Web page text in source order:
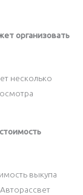
организовать
несколько
выкупа